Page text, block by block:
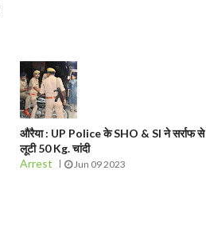
औरैया : UP Police के SHO & SI ने सर्राफ से
लूटी 50 Kg. चांदी
Arrest
Jun 09 2023